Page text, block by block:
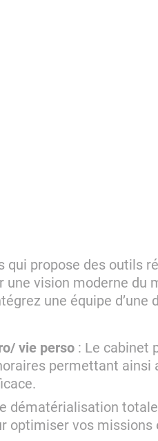
qui propose des outils
vision moderne du
une équipe d’une
vie perso : Le cabinet
permettant ainsi
dématérialisation
optimiser vos missions